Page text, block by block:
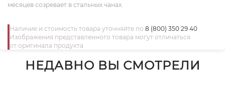
месяцев созревает в стальных чанах.
Наличие и стоимость товара уточняйте по 8 (800) 350 29 40
Изображения представленного товара могут отличаться
от оригинала продукта
НЕДАВНО ВЫ СМОТРЕЛИ